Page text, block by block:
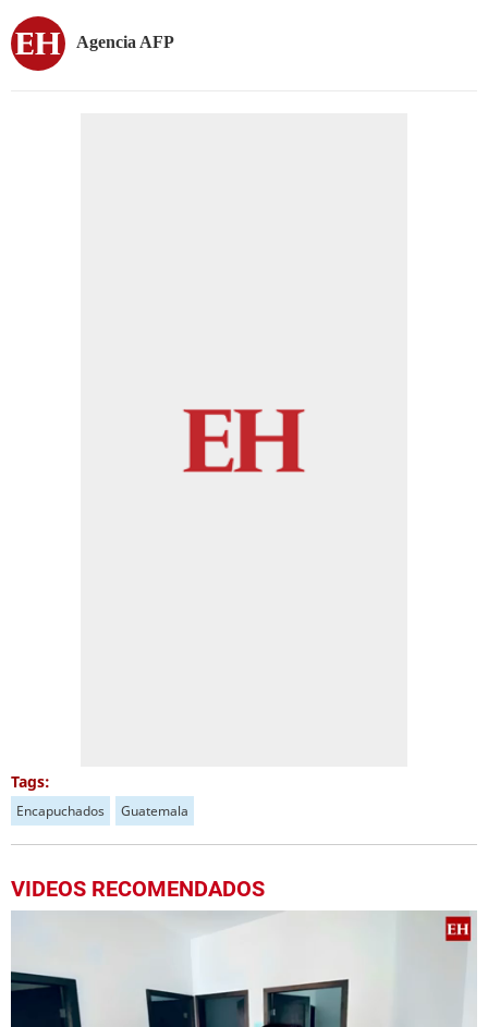
Agencia AFP
Tags:
Encapuchados Guatemala
VIDEOS RECOMENDADOS